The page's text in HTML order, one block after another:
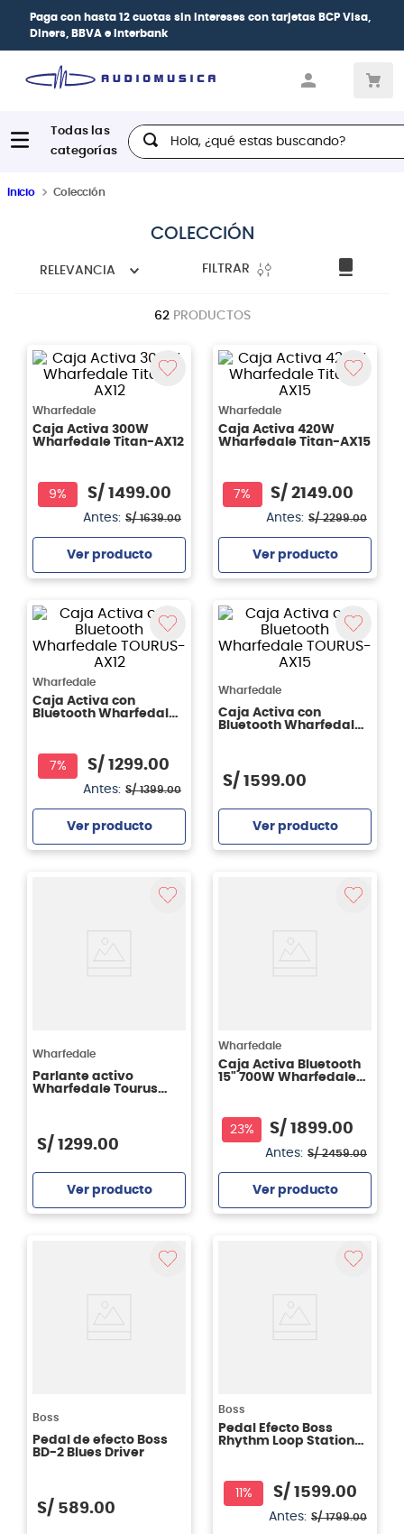
Paga con hasta 12 cuotas sin intereses con tarjetas BCP Visa,
Diners, BBVA e Interbank
Hola, ¿qué estas buscando?
Inicio Colección
COLECCIÓN
RELEVANCIA FILTRAR
62 PRODUCTOS
Wharfedale
Caja Activa 300W
Wharfedale Titan-AX12
9% S/ 1499.00
Antes: S/ 1639.00
Ver producto
Wharfedale
Caja Activa 420W
Wharfedale Titan-AX15
7% S/ 2149.00
Antes: S/ 2299.00
Ver producto
Wharfedale
Caja Activa con
Bluetooth Wharfedale
7% S/ 1299.00
Antes: S/ 1399.00
Ver producto
Wharfedale
Caja Activa con
Bluetooth Wharfedale
S/ 1599.00
Ver producto
Wharfedale
Parlante activo
Wharfedale Tourus
S/ 1299.00
Ver producto
Wharfedale
Caja Activa Bluetooth
15" 700W Wharfedale
23% S/ 1899.00
Antes: S/ 2459.00
Ver producto
Boss
Pedal de efecto Boss
BD-2 Blues Driver
S/ 589.00
Boss
Pedal Efecto Boss
Rhythm Loop Station
11% S/ 1599.00
Antes: S/ 1799.00